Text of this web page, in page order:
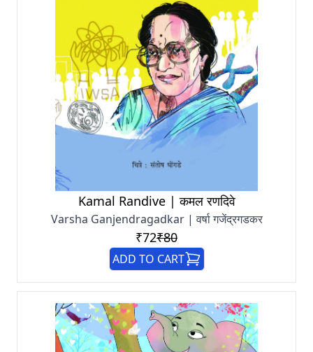
Kamal Randive | कमल रणदिवे
Varsha Ganjendragadkar | वर्षा गजेंद्रगडकर
₹72₹80
ADD TO CART